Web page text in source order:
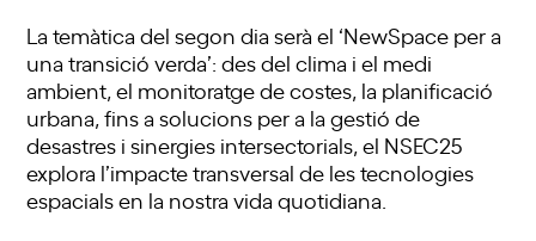
La temàtica del segon dia serà el ‘NewSpace per a
una transició verda’: des del clima i el medi
ambient, el monitoratge de costes, la planificació
urbana, fins a solucions per a la gestió de
desastres i sinergies intersectorials, el NSEC25
explora l’impacte transversal de les tecnologies
espacials en la nostra vida quotidiana.